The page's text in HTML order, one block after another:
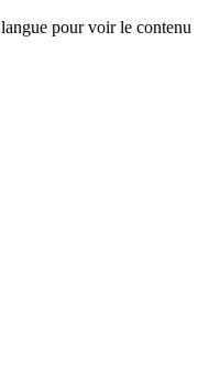
pour voir le contenu